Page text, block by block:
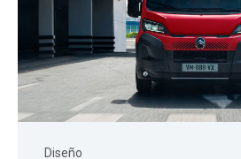
Diseño